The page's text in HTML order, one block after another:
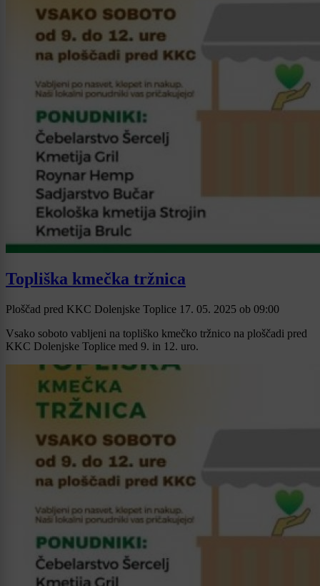
Topliška kmečka tržnica
Ploščad pred KKC Dolenjske Toplice 17. 05. 2025 ob 09:00
Vsako soboto vabljeni na topliško kmečko tržnico na ploščadi pred
KKC Dolenjske Toplice med 9. in 12. uro.